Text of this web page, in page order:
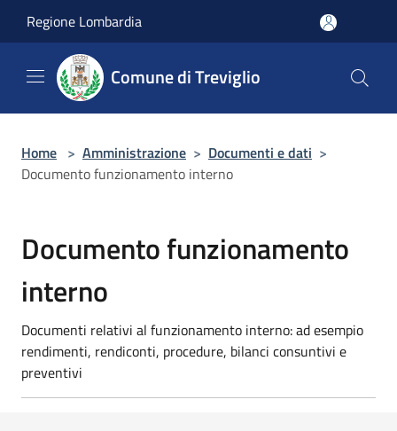
Regione Lombardia
Comune di Treviglio
Home > Amministrazione > Documenti e dati >
Documento funzionamento interno
Documento funzionamento
interno
Documenti relativi al funzionamento interno: ad esempio
rendimenti, rendiconti, procedure, bilanci consuntivi e
preventivi